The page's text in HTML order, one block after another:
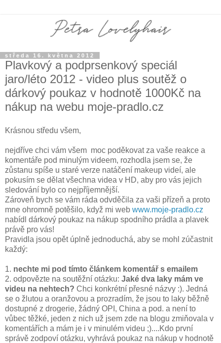
středa 16. května 2012
Plavkový a podprsenkový speciál
jaro/léto 2012 - video plus soutěž o
dárkový poukaz v hodnotě 1000Kč na
nákup na webu moje-pradlo.cz
Krásnou středu všem,
nejdříve chci vám všem moc poděkovat za vaše reakce a
komentáře pod minulým videem, rozhodla jsem se, že
zůstanu spíše u staré verze natáčení makeup videí, ale
pokusím se dělat všechna videa v HD, aby pro vás jejich
sledování bylo co nejpříjemnější.
Zároveň bych se vám ráda odvděčila za vaši přízeň a proto
mne ohromně potěšilo, když mi web www.moje-pradlo.cz
nabídl dárkový poukaz na nákup spodního prádla a plavek
právě pro vás!
Pravidla jsou opět úplně jednoduchá, aby se mohl zúčastnit
každý:
1. nechte mi pod tímto článkem komentář s emailem
2. odpovězte na soutěžní otázku: Jaké dva laky mám ve
videu na nehtech? Chci konkrétní přesné názvy :). Jedná
se o žlutou a oranžovou a prozradím, že jsou to laky běžně
dostupné z drogerie, žádný OPI, China a pod. a není to
vůbec těžké, jeden z nich už jsem zde na blogu zmiňovala v
komentářích a mám je i v minulém videu ;)....Kdo první
správě zodpoví otázku, vyhrává poukaz na nákup v hodnotě